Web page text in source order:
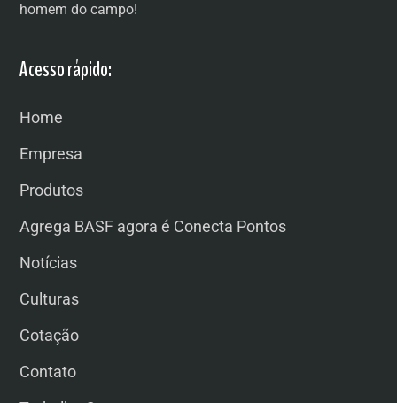
homem do campo!
Acesso rápido:
Home
Empresa
Produtos
Agrega BASF agora é Conecta Pontos
Notícias
Culturas
Cotação
Contato